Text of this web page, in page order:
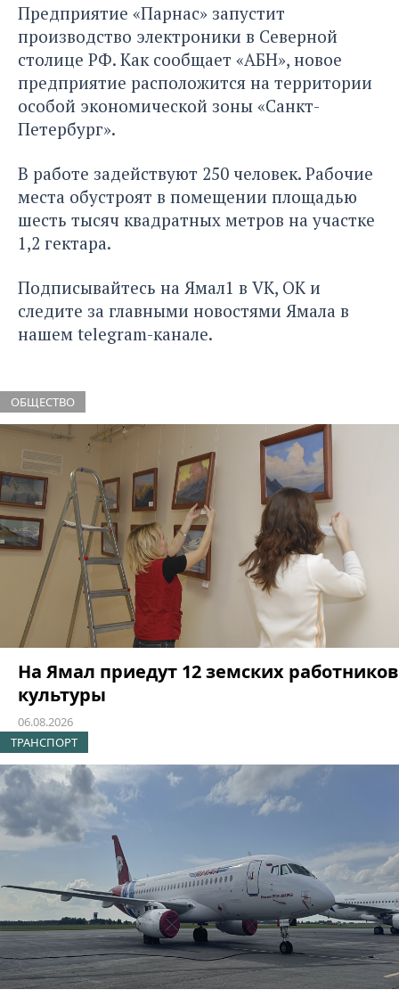
Предприятие «Парнас» запустит
производство электроники в Северной
столице РФ. Как сообщает «АБН», новое
предприятие расположится на территории
особой экономической зоны «Санкт-
Петербург».
В работе задействуют 250 человек. Рабочие
места обустроят в помещении площадью
шесть тысяч квадратных метров на участке
1,2 гектара.
Подписывайтесь на Ямал1 в VK, ОК и
следите за главными новостями Ямала в
нашем telegram-канале.
ОБЩЕСТВО
На Ямал приедут 12 земских работников
культуры
06.08.2026
ТРАНСПОРТ